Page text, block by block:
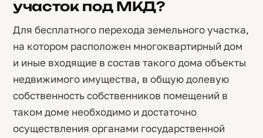
участок под МКД?
Для бесплатного перехода земельного участка,
на котором расположен многоквартирный дом
и иные входящие в состав такого дома объекты
недвижимого имущества, в общую долевую
собственность собственников помещений в
таком доме необходимо и достаточно
осуществления органами государственной